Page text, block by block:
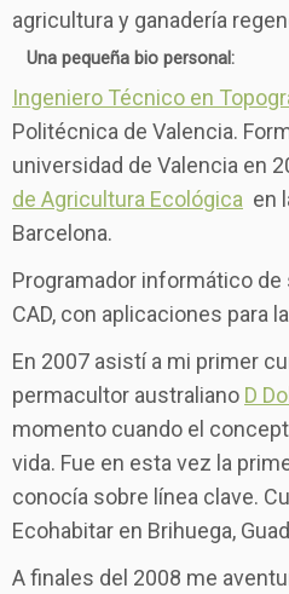
agricultura y ganadería
Una pequeña bio personal:
Ingeniero Técnico en
Politécnica de Valencia.
universidad de Valencia en
de Agricultura Ecológica en
Barcelona.
Programador informático
CAD, con aplicaciones para
En 2007 asistí a mi primer
permacultor australiano D
momento cuando el
vida. Fue en esta vez la
conocía sobre línea clave.
Ecohabitar en Brihuega,
A finales del 2008 me